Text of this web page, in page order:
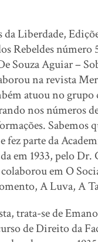
Liberdade,
Rebeldes número
Souza Aguiar –
na revista
atuou no grupo
nos números
Sabemos
fez parte da
em 1933, pelo Dr.
em O
A Luva, A
trata-se de
de Direito da